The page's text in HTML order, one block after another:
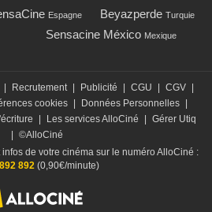
Espagne Beyazperde Turquie
Sensacine México Mexique
Recrutement Publicité CGU CGV
cookies Données Personnelles
Les services AlloCiné
Gérer Utiq
©AlloCiné
de votre cinéma sur le numéro AlloCiné :
892(0,90€/minute)